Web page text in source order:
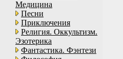
Медицина
Песни
Приключения
Религия. Оккультизм.
Эзотерика
Фантастика. Фэнтези